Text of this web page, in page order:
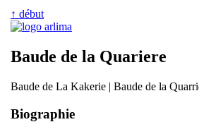
↑ début
Baude de la Quariere
Baude de La Kakerie | Baude de la
Biographie